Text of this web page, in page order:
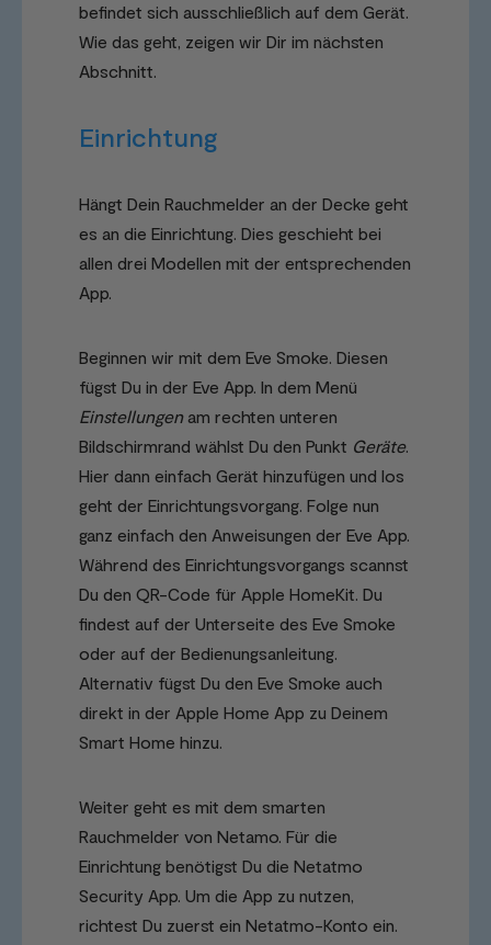
befindet sich ausschließlich auf dem Gerät.
Wie das geht, zeigen wir Dir im nächsten
Abschnitt.
Einrichtung
Hängt Dein Rauchmelder an der Decke geht
es an die Einrichtung. Dies geschieht bei
allen drei Modellen mit der entsprechenden
App.
Beginnen wir mit dem Eve Smoke. Diesen
fügst Du in der Eve App. In dem Menü
Einstellungenam rechten unteren
Bildschirmrand wählst Du den Punkt Geräte.
Hier dann einfach Gerät hinzufügen und los
geht der Einrichtungsvorgang. Folge nun
ganz einfach den Anweisungen der Eve App.
Während des Einrichtungsvorgangs scannst
Du den QR-Code für Apple HomeKit. Du
findest auf der Unterseite des Eve Smoke
oder auf der Bedienungsanleitung.
Alternativ fügst Du den Eve Smoke auch
direkt in der Apple Home App zu Deinem
Smart Home hinzu.
Weiter geht es mit dem smarten
Rauchmelder von Netamo. Für die
Einrichtung benötigst Du die Netatmo
Security App. Um die App zu nutzen,
richtest Du zuerst ein Netatmo-Konto ein.